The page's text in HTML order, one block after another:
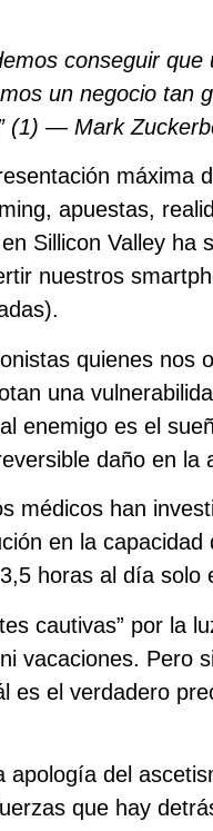
conseguir
un negocio tan
(1) — Mark
máxima
apuestas,
Sillicon Valley
nuestros
quienes nos
una
enemigo es el
daño en la
médicos han
en la capacidad
horas al día solo
cautivas” por la
vacaciones. Pero
es el verdadero
apología del
que hay